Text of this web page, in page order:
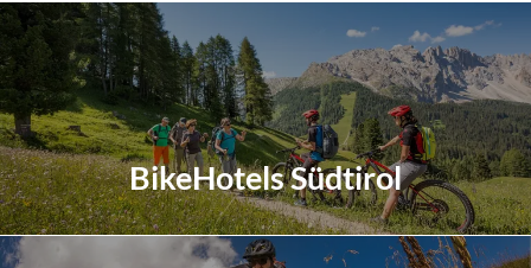
BikeHotels Südtirol
Erfahren Sie mehr